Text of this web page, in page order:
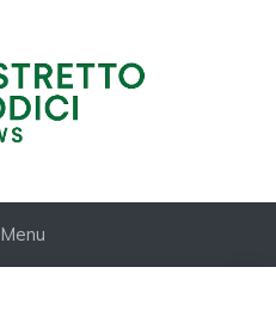
Menu